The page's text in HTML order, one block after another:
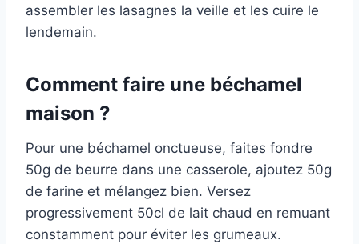
assembler les lasagnes la veille et les cuire le
lendemain.
Comment faire une béchamel
maison ?
Pour une béchamel onctueuse, faites fondre
50g de beurre dans une casserole, ajoutez 50g
de farine et mélangez bien. Versez
progressivement 50cl de lait chaud en remuant
constamment pour éviter les grumeaux.